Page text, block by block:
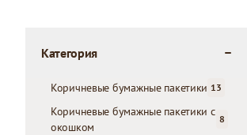
Категория
Коричневые бумажные пакетики 13
Коричневые бумажные пакетики с
окошком
8